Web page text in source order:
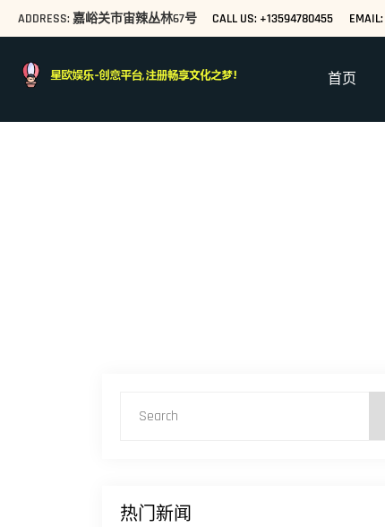
ADDRESS: 嘉峪关市宙辣丛林67号 CALL US: +13594780455
首页
热门新闻